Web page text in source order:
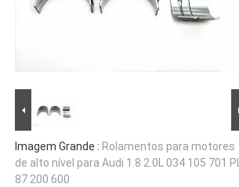
Imagem Grande : Rolamentos para motores
de alto nível para Audi 1.8 2.0L 034 105 701
87 200 600